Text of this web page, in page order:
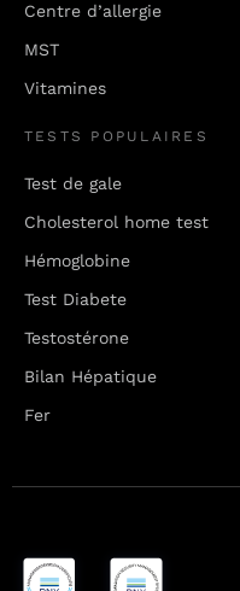
Centre d’allergie
MST
Vitamines
TESTS POPULAIRES
Test de gale
Cholesterol home test
Hémoglobine
Test Diabete
Testostérone
Bilan Hépatique
Fer